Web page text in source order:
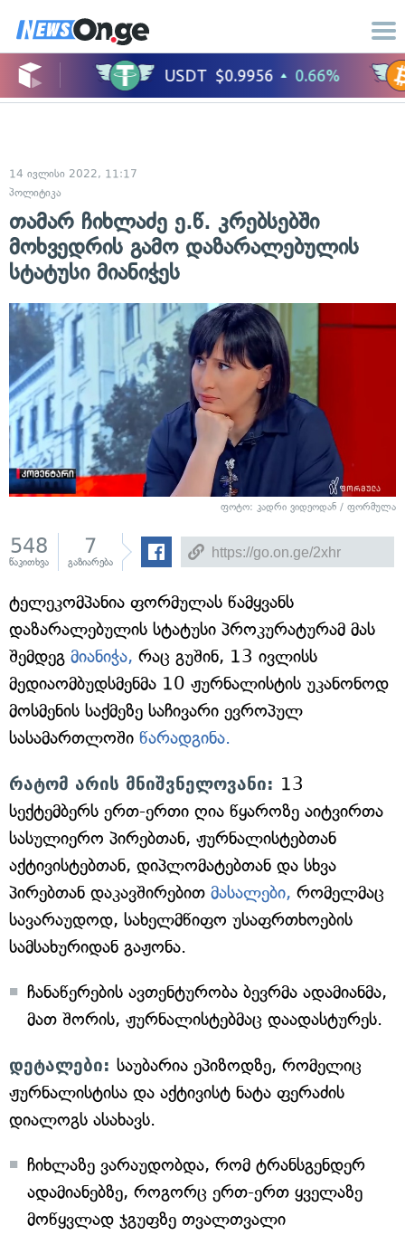
14 ივლისი 2022, 11:17
პოლიტიკა
თამარ ჩიხლაძე ე.წ. კრებსებში
მოხვედრის გამო დაზარალებულის
სტატუსი მიანიჭეს
ფოტო: კადრი ვიდეოდან / ფორმულა
548
წაკითხვა
7
გაზიარება
ტელეკომპანია ფორმულას წამყვანს
დაზარალებულის სტატუსი პროკურატურამ მას
შემდეგ მიანიჭა, რაც გუშინ, 13 ივლისს
მედიაომბუდსმენმა 10 ჟურნალისტის უკანონოდ
მოსმენის საქმეზე საჩივარი ევროპულ
სასამართლოში წარადგინა.
რატომ არის მნიშვნელოვანი: 13
სექტემბერს ერთ-ერთი ღია წყაროზე აიტვირთა
სასულიერო პირებთან, ჟურნალისტებთან
აქტივისტებთან, დიპლომატებთან და სხვა
პირებთან დაკავშირებით მასალები, რომელმაც
სავარაუდოდ, სახელმწიფო უსაფრთხოების
სამსახურიდან გაჟონა.
ჩანაწერების ავთენტურობა ბევრმა ადამიანმა,
მათ შორის, ჟურნალისტებმაც დაადასტურეს.
დეტალები: საუბარია ეპიზოდზე, რომელიც
ჟურნალისტისა და აქტივისტ ნატა ფერაძის
დიალოგს ასახავს.
ჩიხლაზე ვარაუდობდა, რომ ტრანსგენდერ
ადამიანებზე, როგორც ერთ-ერთ ყველაზე
მოწყვლად ჯგუფზე თვალთვალი